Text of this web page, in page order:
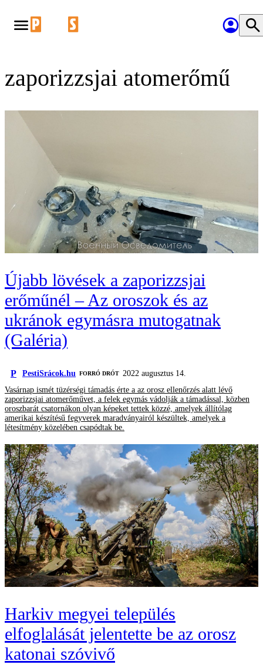
zaporizzsjai atomerőmű
Újabb lövések a zaporizzsjai
erőműnél – Az oroszok és az
ukránok egymásra mutogatnak
(Galéria)
P PestiSrácok.hu FORRÓ DRÓT 2022 augusztus 14.
Vasárnap ismét tüzérségi támadás érte a az orosz ellenőrzés alatt lévő
zaporizzsjai atomerőművet, a felek egymás vádolják a támadással, közben
oroszbarát csatornákon olyan képeket tettek közzé, amelyek állítólag
amerikai készítésű fegyverek maradványairól készültek, amelyek a
létesítmény közelében csapódtak be.
Harkiv megyei település
elfoglalását jelentette be az orosz
katonai szóvivő